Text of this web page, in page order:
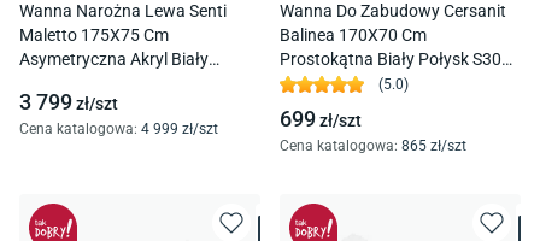
Wanna Narożna Lewa Senti
Maletto 175X75 Cm
Asymetryczna Akryl Biały
3 799zł/szt
Cena katalogowa: 4 999 zł/szt
Wanna Do Zabudowy Cersanit
Balinea 170X70 Cm
Prostokątna Biały Połysk S301-
144
(5.0)
699zł/szt
Cena katalogowa: 865 zł/szt